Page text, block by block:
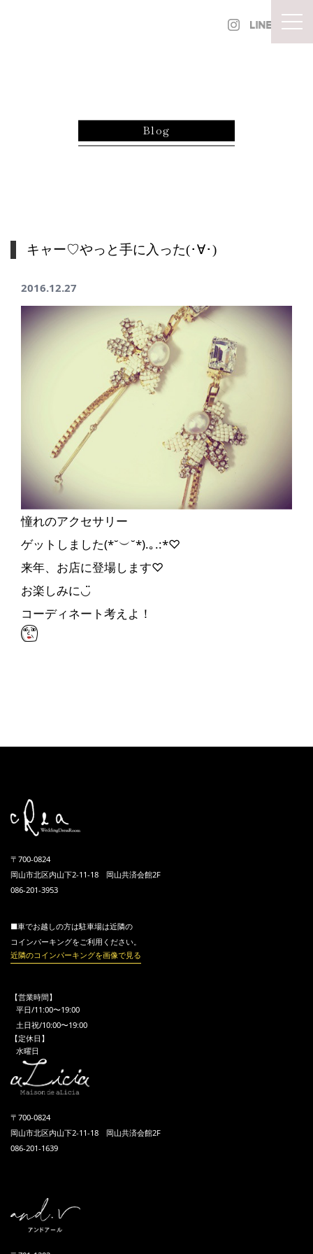
Blog
キャー♡やっと手に入った(･∀･)
2016.12.27
憧れのアクセサリー
ゲットしました(*˘︶˘*).｡.:*♡
来年、お店に登場します♡
お楽しみに◡̈
コーディネート考えよ！
〒700-0824
岡山市北区内山下2-11-18 岡山共済会館2F
086-201-3953
■車でお越しの方は駐車場は近隣の
コインパーキングをご利用ください。
近隣のコインパーキングを画像で見る
【営業時間】
平日/11:00〜19:00
土日祝/10:00〜19:00
【定休日】
水曜日
〒700-0824
岡山市北区内山下2-11-18 岡山共済会館2F
086-201-1639